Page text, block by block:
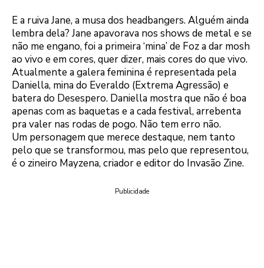
E a ruiva Jane, a musa dos headbangers. Alguém ainda
lembra dela? Jane apavorava nos shows de metal e se
não me engano, foi a primeira ‘mina’ de Foz a dar mosh
ao vivo e em cores, quer dizer, mais cores do que vivo.
Atualmente a galera feminina é representada pela
Daniella, mina do Everaldo (Extrema Agressão) e
batera do Desespero. Daniella mostra que não é boa
apenas com as baquetas e a cada festival, arrebenta
pra valer nas rodas de pogo. Não tem erro não.
Um personagem que merece destaque, nem tanto
pelo que se transformou, mas pelo que representou,
é o zineiro Mayzena, criador e editor do Invasão Zine.
Publicidade